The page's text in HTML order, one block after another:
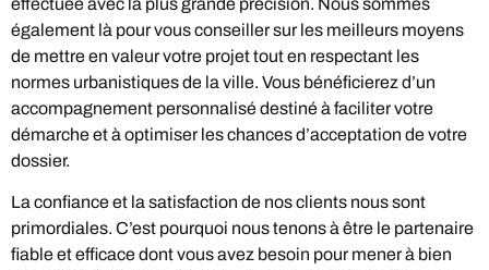
effectuée avec la plus grande précision. Nous sommes
également là pour vous conseiller sur les meilleurs moyens
de mettre en valeur votre projet tout en respectant les
normes urbanistiques de la ville. Vous bénéficierez d’un
accompagnement personnalisé destiné à faciliter votre
démarche et à optimiser les chances d’acceptation de votre
dossier.
La confiance et la satisfaction de nos clients nous sont
primordiales. C’est pourquoi nous tenons à être le partenaire
fiable et efficace dont vous avez besoin pour mener à bien